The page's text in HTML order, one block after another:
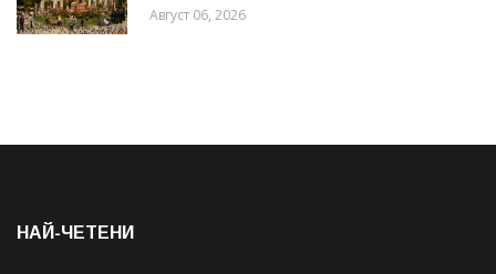
Август 06, 2026
НАЙ-ЧЕТЕНИ